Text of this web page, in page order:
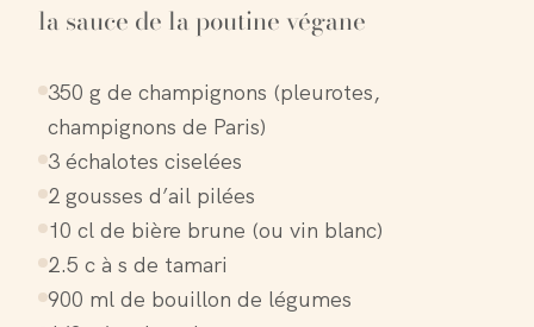
la sauce de la poutine végane
350 g de champignons (pleurotes,
champignons de Paris)
3 échalotes ciselées
2 gousses d’ail pilées
10 cl de bière brune (ou vin blanc)
2.5 c à s de tamari
900 ml de bouillon de légumes